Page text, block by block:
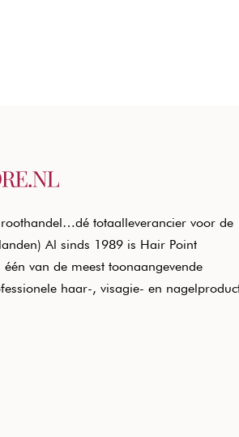
totaalleverancier voor de
Al sinds 1989 is Hair Point
van de meest toonaangevende
haar-, visagie- en